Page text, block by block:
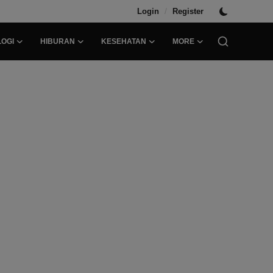
Login / Register
HIBURAN KESEHATAN MORE